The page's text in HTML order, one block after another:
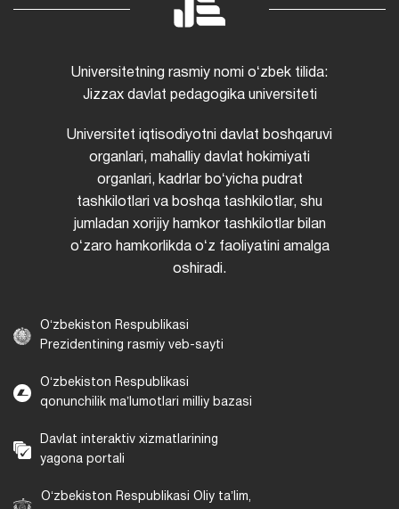
Universitetning rasmiy nomi oʻzbek tilida:
Jizzax davlat pedagogika universiteti
Universitet iqtisodiyotni davlat boshqaruvi
organlari, mahalliy davlat hokimiyati
organlari, kadrlar boʻyicha pudrat
tashkilotlari va boshqa tashkilotlar, shu
jumladan xorijiy hamkor tashkilotlar bilan
oʻzaro hamkorlikda oʻz faoliyatini amalga
oshiradi.
Oʻzbekiston Respublikasi
Prezidentining rasmiy veb-sayti
Oʻzbekiston Respublikasi
qonunchilik maʼlumotlari milliy bazasi
Davlat interaktiv xizmatlarining
yagona portali
Oʻzbekiston Respublikasi Oliy taʼlim,